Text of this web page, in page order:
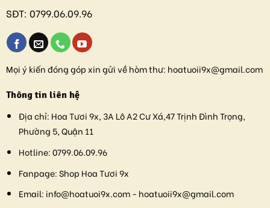
SĐT: 0799.06.09.96
Mọi ý kiến đóng góp xin gửi về hòm thư: hoatuoii9x@gmail.com
Thông tin liên hệ
Địa chỉ: Hoa Tươi 9x, 3A Lô A2 Cư Xá,47 Trịnh Đình Trọng,
Phường 5, Quận 11
Hotline:0799.06.09.96
Fanpage:Shop Hoa Tươi 9x
Email: info@hoatuoi9x.com - hoatuoii9x@gmail.com